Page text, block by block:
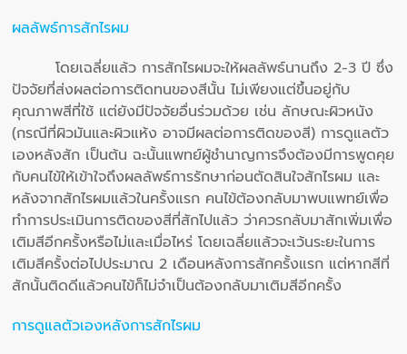
ผลลัพธ์การสักไรผม
โดยเฉลี่ยแล้ว การสักไรผมจะให้ผลลัพธ์นานถึง 2-3 ปี ซึ่ง
ปัจจัยที่ส่งผลต่อการติดทนของสีนั้น ไม่เพียงแต่ขึ้นอยู่กับ
คุณภาพสีที่ใช้ แต่ยังมีปัจจัยอื่นร่วมด้วย เช่น ลักษณะผิวหนัง
(กรณีที่ผิวมันและผิวแห้ง อาจมีผลต่อการติดของสี) การดูแลตัว
เองหลังสัก เป็นต้น ฉะนั้นแพทย์ผู้ชำนาญการจึงต้องมีการพูดคุย
กับคนไข้ให้เข้าใจถึงผลลัพธ์การรักษาก่อนตัดสินใจสักไรผม และ
หลังจากสักไรผมแล้วในครั้งแรก คนไข้ต้องกลับมาพบแพทย์เพื่อ
ทำการประเมินการติดของสีที่สักไปแล้ว ว่าควรกลับมาสักเพิ่มเพื่อ
เติมสีอีกครั้งหรือไม่และเมื่อไหร่ โดยเฉลี่ยแล้วจะเว้นระยะในการ
เติมสีครั้งต่อไปประมาณ 2 เดือนหลังการสักครั้งแรก แต่หากสีที่
สักนั้นติดดีแล้วคนไข้ก็ไม่จำเป็นต้องกลับมาเติมสีอีกครั้ง
การดูแลตัวเองหลังการสักไรผม